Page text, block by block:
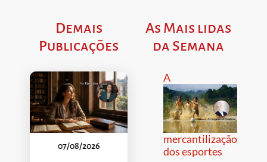
Demais
Publicações
07/08/2026
As Mais lidas
da Semana
A
mercantilização
dos esportes